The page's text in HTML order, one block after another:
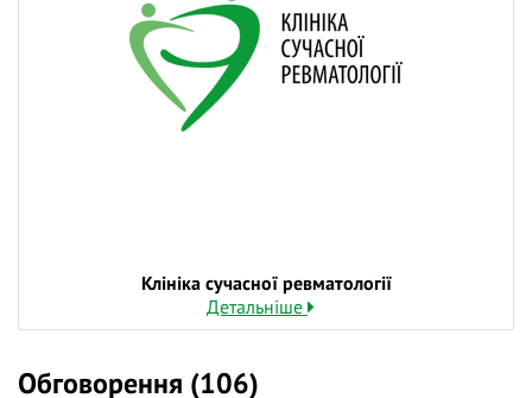
Клініка сучасної ревматології
Детальніше
Обговорення (106)